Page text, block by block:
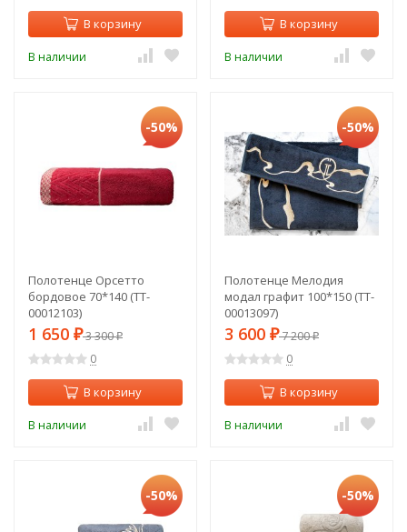
В корзину
В наличии
В корзину
В наличии
-50%
Полотенце Орсетто
бордовое 70*140 (TT-
00012103)
1 650 ₽3 300₽
0
В корзину
В наличии
-50%
Полотенце Мелодия
модал графит 100*150 (TT-
00013097)
3 600 ₽7 200₽
0
В корзину
В наличии
-50% -50%